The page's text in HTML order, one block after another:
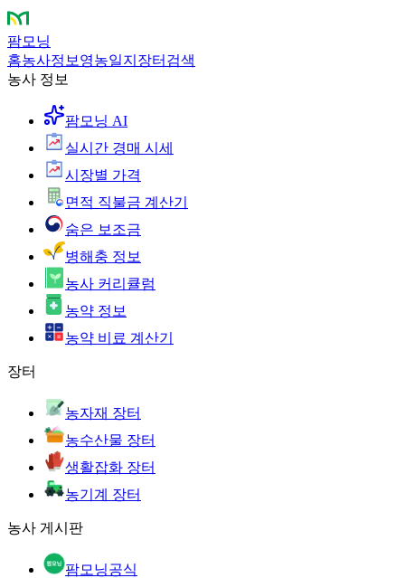
팜모닝
홈농사정보 영농일지 장터 검색
농사 정보
팜모닝 AI
실시간 경매 시세
시장별 가격
면적 직불금 계산기
숨은 보조금
병해충 정보
농사 커리큘럼
농약 정보
농약 비료 계산기
장터
농자재 장터
농수산물 장터
생활잡화 장터
농기계 장터
농사 게시판
팜모닝공식